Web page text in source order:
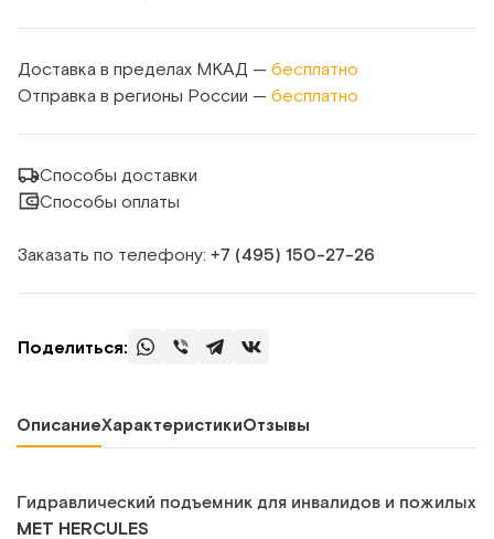
Доставка в пределах МКАД — бесплатно
Отправка в регионы России — бесплатно
Способы доставки
Способы оплаты
Заказать по телефону: +7 (495) 150‑27‑26
Поделиться:
ОписаниеХарактеристикиОтзывы
Гидравлический подъемник для инвалидов и пожилых
MET HERCULES